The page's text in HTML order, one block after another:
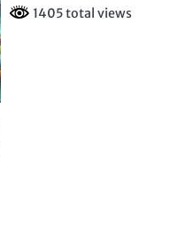
1405 total views